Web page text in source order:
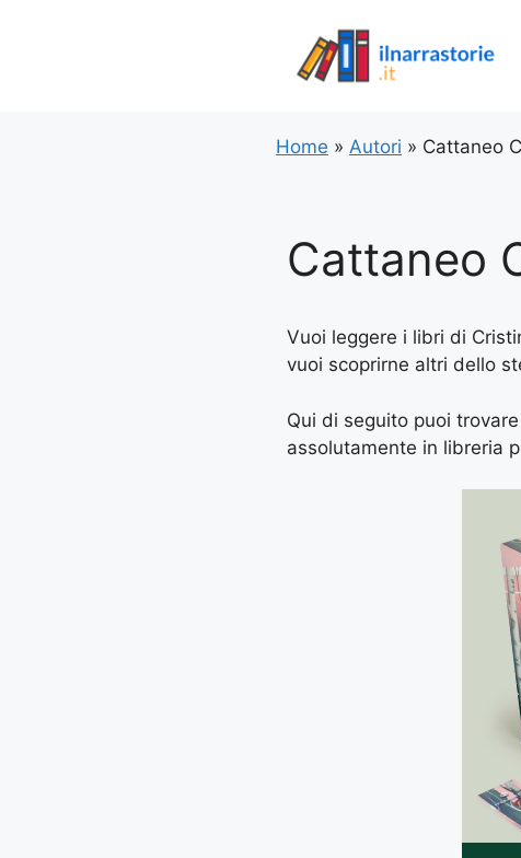
Home » Autori » Cattaneo
Cattaneo
Vuoi leggere i libri di
vuoi scoprirne altri dello
Qui di seguito puoi
assolutamente in libreria